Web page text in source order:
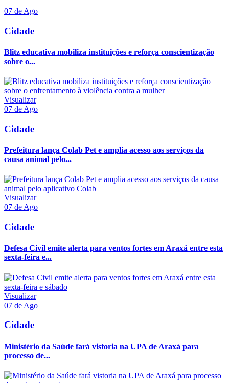
07 de Ago
Cidade
Blitz educativa mobiliza instituições e reforça conscientização
sobre o...
Visualizar
07 de Ago
Cidade
Prefeitura lança Colab Pet e amplia acesso aos serviços da
causa animal pelo...
Visualizar
07 de Ago
Cidade
Defesa Civil emite alerta para ventos fortes em Araxá entre esta
sexta-feira e...
Visualizar
07 de Ago
Cidade
Ministério da Saúde fará vistoria na UPA de Araxá para
processo de...